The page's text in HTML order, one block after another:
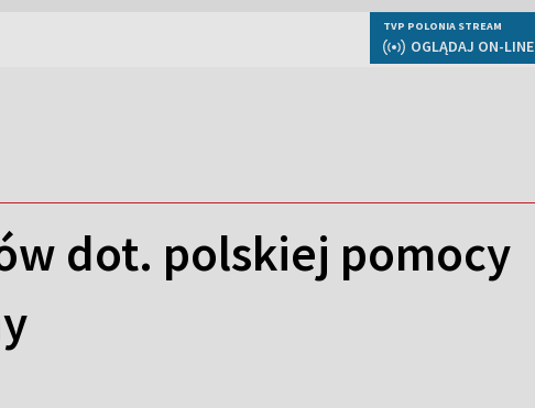
TVP POLONIA STREAM
OGLĄDAJ ON-LINE
dot. polskiej pomocy